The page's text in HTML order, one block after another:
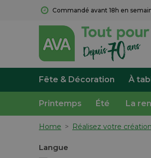
Commandé avant 18h en
Fête & Décoration À
Printemps Été La
Home > Réalisez votre création
Langue